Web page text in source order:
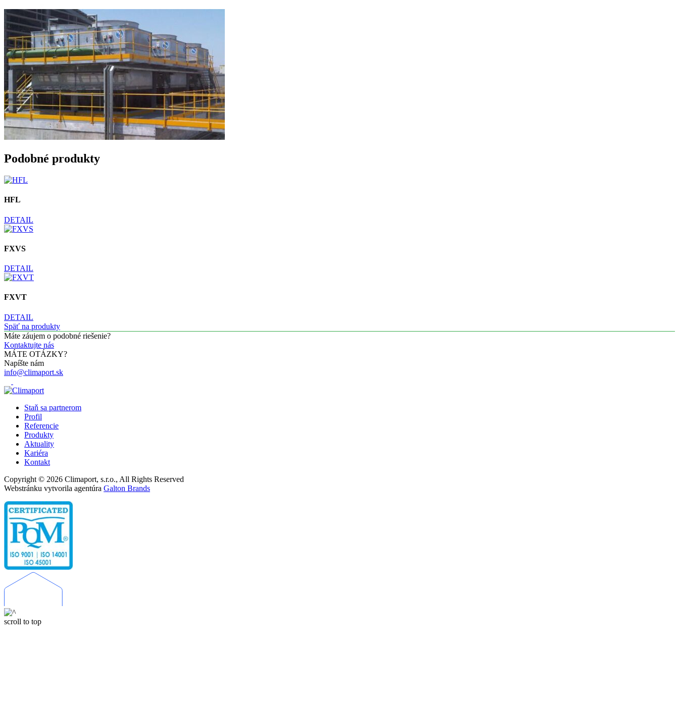
Podobné produkty
HFL
DETAIL
FXVS
DETAIL
FXVT
DETAIL
Späť na produkty
Máte záujem o podobné riešenie?
Kontaktujte nás
MÁTE OTÁZKY?
Napíšte nám
info@climaport.sk
Staň sa partnerom
Profil
Referencie
Produkty
Aktuality
Kariéra
Kontakt
Copyright © 2026 Climaport, s.r.o., All Rights Reserved
Webstránku vytvorila agentúra Galton Brands
scroll to top